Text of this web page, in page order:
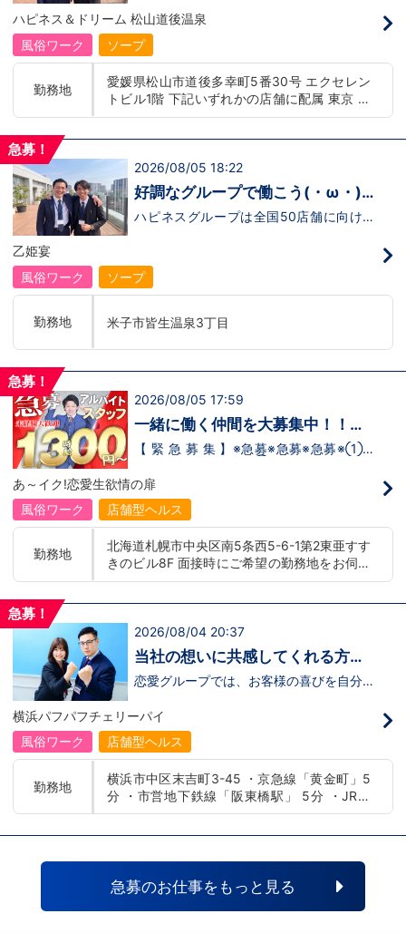
イトレジャー業界だからといって一般大手
企業様に引けを取らない体制で取り組んで
いる会社です。そのため、誰もが安心して
入社・勤務のできる環境なのです。それで
ャルサイトをご覧下さい。
【https://happiness-group.biz/】※お手
数ですがコピー＆ペーストしてURLを開い
他社と比較検討中など。そのような時は1
もしれません。アナタからのご連絡お待ち
しております。
てみませんか？いままでの職歴も学歴も一
切関係ありません。頑張り次第で20代で
年収1000万円も夢じゃないんです！一般
職からの転職や、女性からのご応募大歓
ッフ一人ひとりが働きやすい環境のお店で
す。現在多くの女性スタッフが勤務してお
ります。業界経験のある方もない方もご応
新人キャストさんにお仕事を教えるアドバ
は年功序列ではなく実力主義です。 頑張
り次第でいくらでも店長や幹部枠への昇格
が可能なんです！力のある方には必要な席
をしっかりご用意できる環境ですのでご安
ハピネス＆ドリーム 松山道後温泉
風俗ワーク
ソープ
勤務地
愛媛県松山市道後多幸町5番30号 エクセレン
トビル1階 下記いずれかの店舗に配属 東京 五
反田：五反田駅から徒歩2分 池袋：池袋駅西
水戸：水戸駅からバス5分 北海道 札幌：すす
きの駅から徒歩5分 中国・四国 鳥取：米子市
皆生温泉 愛媛：松山道後温泉 九州・沖縄 福
岡：中洲川端駅から徒歩8分 沖縄：那覇市※出
店準備中 他にも続々出店予定 遠方からのご応
急募！
2026/08/05 18:22
好調なグループで働こう(・ω・)
ノ
ハピネスグループは全国50店舗に向けて
有！！ つまり・・・ハピネスグループの
中でも、今！1番役職に就けるチャンスが
「今」入社するべきじゃないです
か！？！？ のし上がりたいなら、このビ
ッグチャンス見逃さないでください！！チ
か？？当グループは年功序列ではなく実力
や幹部枠への昇格が可能なんです！力のあ
る方には必要な席をしっかりご用意できる
環境ですのでご安心ください。実際に入社
後、最短で8ヶ月で店長になった先輩もい
んか！？ 勿論、男性だけではなく女性も
活躍中。ハピネスグループ初の女性店長だ
って目指せます。それでもまだ迷ってるっ
て方は是非オフィシャルサイトをご覧下さ
お手数ですがコピー＆ペーストしてURLを
開いていただければです。先輩のインタビ
ュー動画など、アナタが一歩踏み出すキッ
非ご覧ください(^^)鳥取米子で 「オトコの
480万円＋目標達成報奨金100万円☆※今
だけ限定引越し代も当社負担！！！
乙姫宴
風俗ワーク
ソープ
勤務地 米子市皆生温泉3丁目
急募！
2026/08/05 17:59
一緒に働く仲間を大募集中！！
【アルバイト・送迎ドライバー急
【 緊 急 募 集 】※急募※急募※急募※①ス
バー！店舗間5分程度お客様を送迎するだ
け！時給：①1,300円～②1,100円～勤務
時間：①早番：8:00～18:00 （食事休憩
あり：実働9時間） 遅番：16:00～翌
日祝日の日中(9時～16時位まで)、平日夜
(夕方～24時位まで)※ご希望があれば、そ
の他のシフト調整も可能です。お気軽にご
であればOK！②ご自身の車持ち込み
用時は時給変動あり）「今すぐ稼ぎた
い！」「業界に興味はあるけどちょっと不
安...」「運転が好き！」という方、大歓
迎！スピード採用中につき、ご応募はお急
喜びを自分自身の喜びに感じられるような
人物を求めています！・接客が好き・お客
様が笑顔になると自分も嬉しい・お客様だ
けでなく、働く仲間もキャストさんも笑顔
為にはどうしたらいいのか？を考えられる
上記のような方が当グループでは活躍の場
を広げています。他にも…・失敗しても諦
い！・環境を変えてチャレンジしたい！・
経験がないからダメという事は一切なく、
自分の将来のビジョンの為にこうしたい！
こうなりたい！と強い意志を持ってる方に
も平等にチャンスがある職場になっていま
あ～イク!恋愛生欲情の扉
風俗ワーク
店舗型ヘルス
勤務地
北海道札幌市中央区南5条西5-6-1第2東亜すす
きのビル8F 面接時にご希望の勤務地をお伺い
し、配属店舗を決定いたします。 入社後の転
■横浜エリア：神奈川県横浜市中区 ・京急線
黄金町駅、日ノ出町駅 ・市営地下鉄阪東橋
駅、伊勢佐木長者町駅 ・JR横浜線関内駅 ■札
幌エリア：北海道札幌市 地下鉄南北線すすき
の駅
急募！
2026/08/04 20:37
当社の想いに共感してくれる方、
大募集‼
恋愛グループでは、お客様の喜びを自分自
います！・接客が好き・お客様が笑顔にな
ると自分も嬉しい・お客様だけでなく、働
く仲間もキャストさんも笑顔になると嬉し
い・喜んで(楽しんで)もらう為にはどうし
方が当グループでは活躍の場を広げていま
す。他にも…・失敗しても諦めない！・と
にかくやる気だけは負けない！・環境を変
をあげたい！など。接客業経験がないから
ジョンの為にこうしたい！こうなりたい！
と強い意志を持ってる方にも平等にチャン
スがある職場になっています。その為、未
経験からの応募も大歓迎です。今働いてる
横浜パフパフチェリーパイ
風俗ワーク
店舗型ヘルス
勤務地
横浜市中区末吉町3-45 ・京急線「黄金町」5
分 ・市営地下鉄線「阪東橋駅」 5分 ・JR線
「関内駅」15分
急募のお仕事をもっと見る